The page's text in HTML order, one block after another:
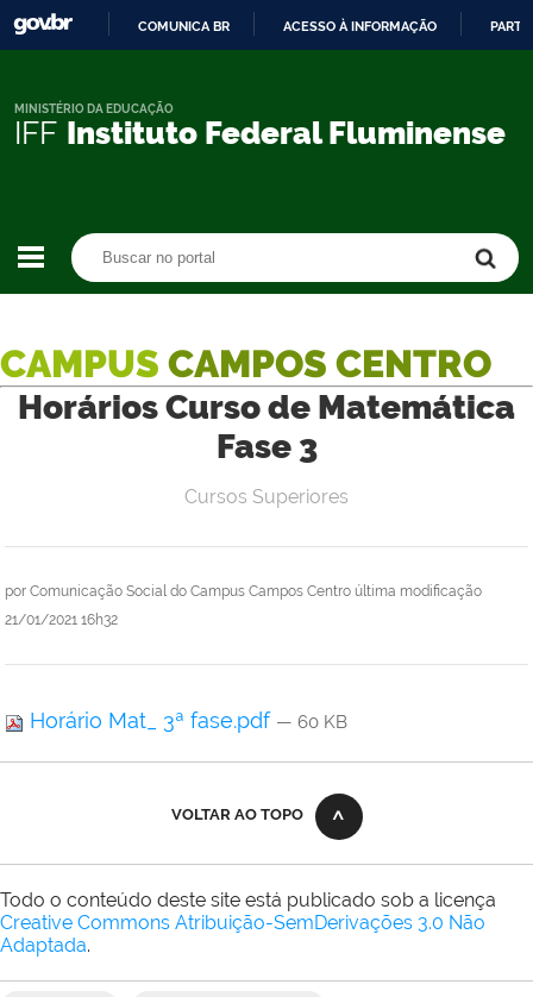
CONTEÚDO
COMUNICA BR ACESSO À INFORMAÇÃO
IFF Instituto Federal Fluminense
MINISTÉRIO DA EDUCAÇÃO
CAMPUS CAMPOS CENTRO
Horários Curso de Matemática
Fase 3
por Comunicação Social do Campus Campos Centro última modificação
21/01/2021 16h32
Cursos Superiores
Horário Mat_ 3ª fase.pdf — 60 KB
VOLTAR AO TOPO
Todo o conteúdo deste site está publicado sob a licença
Creative Commons Atribuição-SemDerivações 3.0 Não
Adaptada.